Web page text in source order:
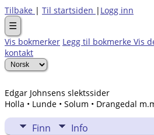
Tilbake | Til startsiden | Logg inn
☰
Vis bokmerker Legg til bokmerke Vis
kontakt
Edgar Johnsens slektssider
Holla • Lunde • Solum • Drangedal
Finn Info